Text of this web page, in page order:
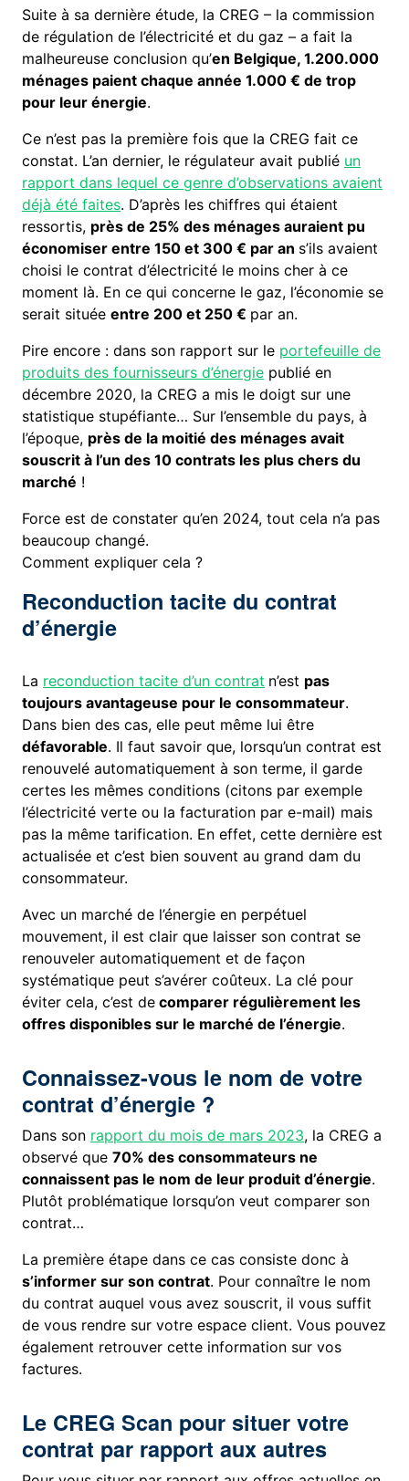
Suite à sa dernière étude, la CREG – la commission
de régulation de l’électricité et du gaz – a fait la
malheureuse conclusion qu’en Belgique, 1.200.000
ménages paient chaque année 1.000 € de trop
pour leur énergie.
Ce n’est pas la première fois que la CREG fait ce
constat. L’an dernier, le régulateur avait publié un
rapport dans lequel ce genre d’observations avaient
déjà été faites. D’après les chiffres qui étaient
ressortis, près de 25% des ménages auraient pu
économiser entre 150 et 300 € par an s’ils avaient
choisi le contrat d’électricité le moins cher à ce
moment là. En ce qui concerne le gaz, l’économie se
serait situéeentre 200 et 250 € par an.
Pire encore : dans son rapport sur le portefeuille de
produits des fournisseurs d’énergie publié en
décembre 2020, la CREG a mis le doigt sur une
statistique stupéfiante… Sur l’ensemble du pays, à
l’époque, près de la moitié des ménages avait
souscrit à l’un des 10 contrats les plus chers du
marché !
Force est de constater qu’en 2024, tout cela n’a pas
beaucoup changé.
Comment expliquer cela ?
Reconduction tacite du contrat
d’énergie
La reconduction tacite d’un contrat n’est pas
toujours avantageuse pour le consommateur.
Dans bien des cas, elle peut même lui être
défavorable. Il faut savoir que, lorsqu’un contrat est
renouvelé automatiquement à son terme, il garde
certes les mêmes conditions (citons par exemple
l’électricité verte ou la facturation par e-mail) mais
pas la même tarification. En effet, cette dernière est
actualisée et c’est bien souvent au grand dam du
consommateur.
Avec un marché de l’énergie en perpétuel
mouvement, il est clair que laisser son contrat se
renouveler automatiquement et de façon
systématique peut s’avérer coûteux. La clé pour
éviter cela, c’est de comparer régulièrement les
offres disponibles sur le marché de l’énergie.
Connaissez-vous le nom de votre
contrat d’énergie ?
Dans son rapport du mois de mars 2023, la CREG a
observé que70% des consommateurs ne
connaissent pas le nom de leur produit d’énergie.
Plutôt problématique lorsqu’on veut comparer son
contrat…
La première étape dans ce cas consiste donc à
s’informer sur son contrat. Pour connaître le nom
du contrat auquel vous avez souscrit, il vous suffit
de vous rendre sur votre espace client. Vous pouvez
également retrouver cette information sur vos
factures.
Le CREG Scan pour situer votre
contrat par rapport aux autres